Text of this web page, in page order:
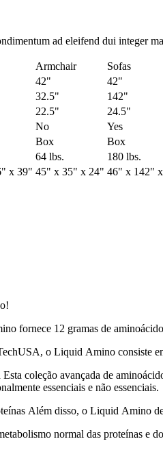
ad eleifend dui integer
Armchair
Sofas
42"
42"
32.5"
142"
22.5"
24.5"
No
Yes
Box
Box
64 lbs.
180 lbs.
x 39" 45" x 35" x 24" 46" x 142"
fornece 12 gramas de
o Liquid Amino consiste
coleção avançada de
essenciais e não essenciais.
Além disso, o Liquid Amino
normal das proteínas e